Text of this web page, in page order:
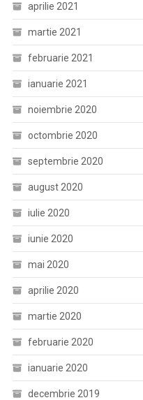
aprilie 2021
martie 2021
februarie 2021
ianuarie 2021
noiembrie 2020
octombrie 2020
septembrie 2020
august 2020
iulie 2020
iunie 2020
mai 2020
aprilie 2020
martie 2020
februarie 2020
ianuarie 2020
decembrie 2019